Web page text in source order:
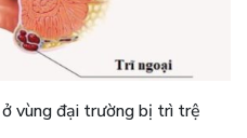
vùng đại trường bị trì trệ